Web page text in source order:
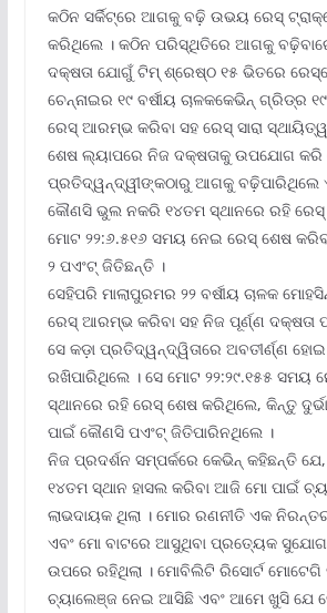
କଠିନ ସର୍କିଟ୍‌ରେ ଆଗକୁ ବଢ଼ି ଉଭୟ ରେସ୍
କରିଥିଲେ । କଠିନ ପରିସ୍ଥିତିରେ ଆଗକୁ
ଦକ୍ଷତା ଯୋଗୁଁ ଟିମ୍ ଶ୍ରେଷ୍ଠ ୧୫ ଭିତରେ
ଚେନ୍ନାଇର ୧୯ ବର୍ଷୀୟ ଚାଳକକେଭିନ୍ ଗ୍ରିଡ୍‌ର
ରେସ୍ ଆରମ୍ଭ କରିବା ସହ ରେସ୍ ସାରା
ଶେଷ ଲ୍ୟାପରେ ନିଜ ଦକ୍ଷତାକୁ ଉପଯୋଗ କରି
ପ୍ରତିଦ୍ୱନ୍ଦ୍ୱୀଙ୍କଠାରୁ ଆଗକୁ ବଢ଼ିପାରିଥିଲେ
କୌଣସି ଭୁଲ ନକରି ୧୪ତମ ସ୍ଥାନରେ ରହି
ମୋଟ ୨୨:୬.୫୧୬ ସମୟ ନେଇ ରେସ୍ ଶେଷ
୨ ପଏଂଟ୍ ଜିତିଛନ୍ତି ।
ସେହିପରି ମାଲାପୁରମର ୨୨ ବର୍ଷୀୟ ଚାଳକ
ରେସ୍ ଆରମ୍ଭ କରିବା ସହ ନିଜ ପୂର୍ଣ୍ଣ ଦକ୍ଷତା
ସେ କଡ଼ା ପ୍ରତିଦ୍ୱନ୍ଦ୍ୱିତାରେ ଅବତୀର୍ଣ୍ଣ
ରଖିପାରିଥିଲେ । ସେ ମୋଟ ୨୨:୨୯.୧୫୫ ସମୟ
ସ୍ଥାନରେ ରହି ରେସ୍ ଶେଷ କରିଥିଲେ, କିନ୍ତୁ
ପାଇଁ କୌଣସି ପଏଂଟ୍ ଜିତିପାରିନଥିଲେ ।
ନିଜ ପ୍ରଦର୍ଶନ ସମ୍ପର୍କରେ କେଭିନ୍ କହିଛନ୍ତି
୧୪ତମ ସ୍ଥାନ ହାସଲ କରିବା ଆଜି ମୋ ପାଇଁ
ଲାଭଦାୟକ ଥିଲା । ମୋର ରଣନୀତି ଏକ
ଏବଂ ମୋ ବାଟରେ ଆସୁଥିବା ପ୍ରତ୍ୟେକ
ଉପରେ ରହିଥିଲା । ମୋବିଲିଟି ରିସୋର୍ଟ ମୋଟେଗି
ଚ୍ୟାଲେଞ୍ଜ ନେଇ ଆସିଛି ଏବଂ ଆମେ ଖୁସି ଯେ